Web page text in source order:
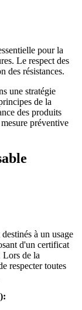
pour la
Le respect des
des résistances.
une stratégie
de la
des produits
préventive
à un usage
d'un certificat
Lors de la
respecter toutes